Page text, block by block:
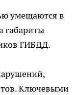
умещаются в
габариты
ГИБДД.
Ключевыми